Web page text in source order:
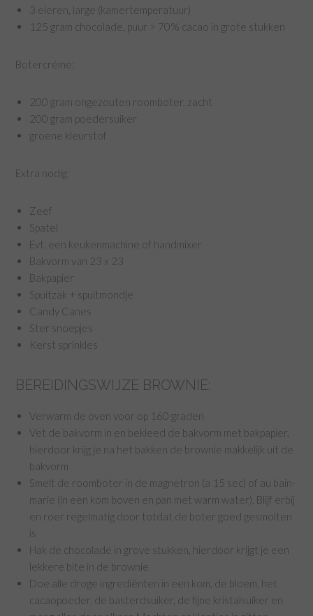
3 eieren, large (kamertemperatuur)
125 gram chocolade, puur > 70% cacao in grote stukken
Botercréme:
200 gram ongezouten roomboter, zacht
200 gram poedersuiker
groene kleurstof
Extra nodig:
Zeef
Spatel
Evt. een keukenmachine of handmixer
Bakvorm van 23 x 23
Bakpapier
Spuitzak + spuitmondje
Candy Canes
Ster snoepjes
Kerst sprinkles
BEREIDINGSWIJZE BROWNIE:
Verwarm de oven voor op 160 graden
Vet de bakvorm in en bekleed de bakvorm met bakpapier,
hierdoor krijg je na het bakken de brownie makkelijk uit de
bakvorm
Smelt de roomboter in de magnetron (a 15 sec) of au bain-
marie (in een kom boven en pan met warm water). Blijf erbij
en roer regelmatig door totdat de boter goed gesmolten
is
Hak de chocolade in grove stukken, hierdoor krijgt je een
lekkere bite in de brownie
Doe alle droge ingrediënten in een kom, de bloem, het
cacaopoeder, de basterdsuiker, de fijne kristalsuiker en